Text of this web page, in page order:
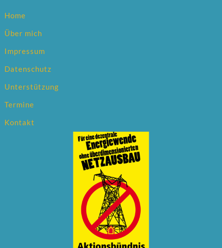
Home
Über mich
Impressum
Datenschutz
Unterstützung
Termine
Kontakt